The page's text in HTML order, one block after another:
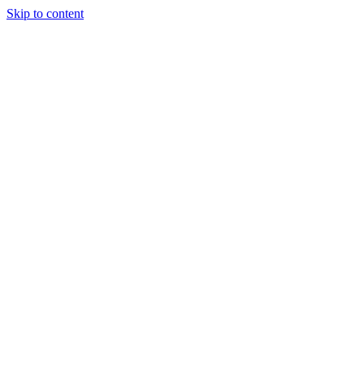
Skip to content